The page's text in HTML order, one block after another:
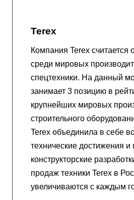
Terex
Компания Terex считается
среди мировых
спецтехники. На данный
занимает 3 позицию в
крупнейших мировых
строительного
Terex объединила в себе
технические достижения и
конструкторские
продаж техники Terex в
увеличиваются с каждым